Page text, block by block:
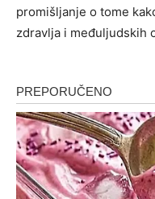
promišljanje o tome
zdravlja i međuljudskih